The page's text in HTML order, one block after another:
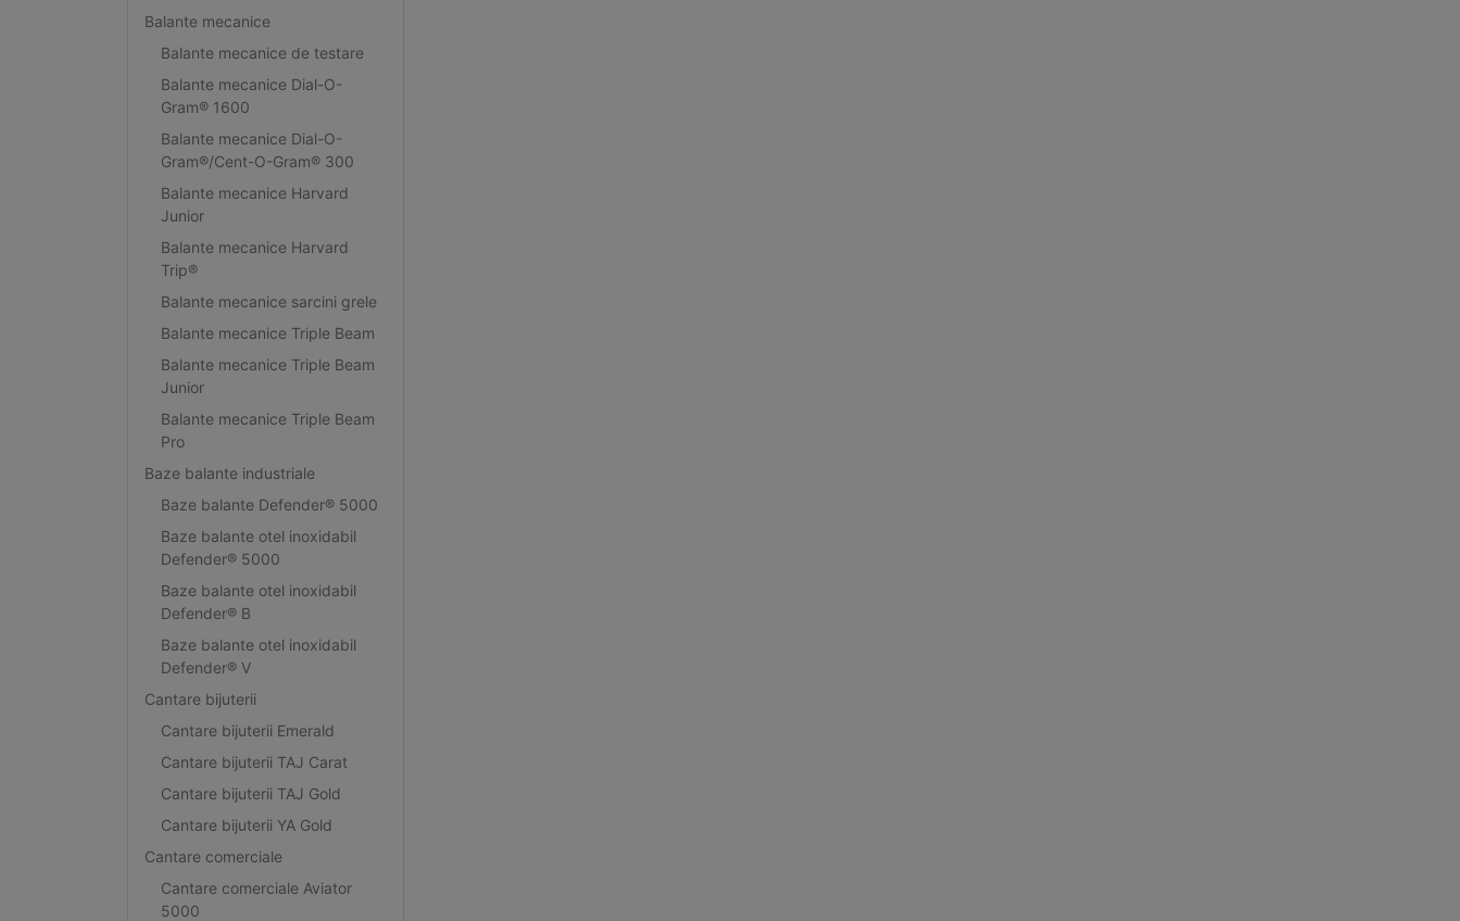
Balante mecanice
Balante mecanice de testare
Balante mecanice Dial-O-
Gram® 1600
Balante mecanice Dial-O-
Gram®/Cent-O-Gram® 300
Balante mecanice Harvard
Junior
Balante mecanice Harvard
Trip®
Balante mecanice sarcini grele
Balante mecanice Triple Beam
Balante mecanice Triple Beam
Junior
Balante mecanice Triple Beam
Pro
Baze balante industriale
Baze balante Defender® 5000
Baze balante otel inoxidabil
Defender® 5000
Baze balante otel inoxidabil
Defender® B
Baze balante otel inoxidabil
Defender® V
Cantare bijuterii
Cantare bijuterii Emerald
Cantare bijuterii TAJ Carat
Cantare bijuterii TAJ Gold
Cantare bijuterii YA Gold
Cantare comerciale
Cantare comerciale Aviator
5000